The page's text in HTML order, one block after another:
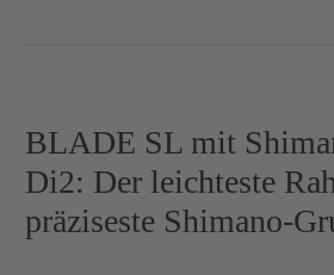
BLADE SL mit
Di2: Der leichteste
präziseste Shimano-